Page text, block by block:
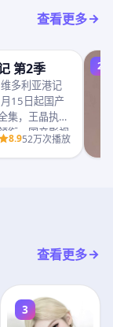
查看更多
第2季
多利亚港记
15日起国产
集，王晶执
衔，国产影视
8.952万次播放
2
查看更多
3